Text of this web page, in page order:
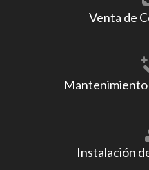
Venta de
Instalación